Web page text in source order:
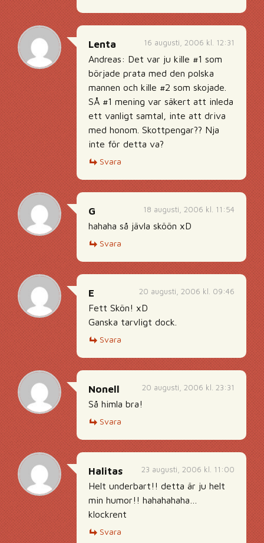
16 augusti, 2006 kl. 12:31
Lenta
Andreas: Det var ju kille #1 som
började prata med den polska
mannen och kille #2 som skojade.
SÅ #1 mening var säkert att inleda
ett vanligt samtal, inte att driva
med honom. Skottpengar?? Nja
inte för detta va?
Svara
18 augusti, 2006 kl. 11:54
G
hahaha så jävla sköön xD
Svara
20 augusti, 2006 kl. 09:46
E
Fett Skön! xD
Ganska tarvligt dock.
Svara
20 augusti, 2006 kl. 23:31
Nonell
Så himla bra!
Svara
23 augusti, 2006 kl. 11:00
Halitas
Helt underbart!! detta är ju helt
min humor!! hahahahaha…
klockrent
Svara